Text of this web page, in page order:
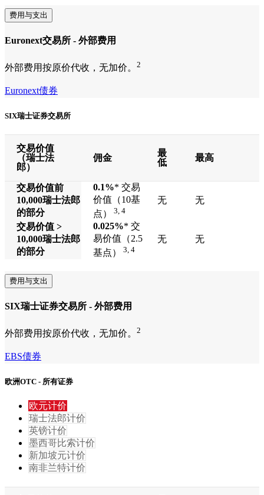
费用与支出
Euronext交易所 - 外部费用
外部费用按原价代收，无加价。 2
Euronext债券
SIX瑞士证券交易所
交易价值
（瑞士法
郎）
佣金
最
低
最高
交易价值前
10,000瑞士法郎
的部分
0.1%* 交易
价值（10基
点）
3, 4
无 无
交易价值 >
10,000瑞士法郎
的部分
0.025%* 交
易价值（2.5
基点）
3, 4
无 无
费用与支出
SIX瑞士证券交易所 - 外部费用
外部费用按原价代收，无加价。 2
EBS债券
欧洲OTC - 所有证券
欧元计价
瑞士法郎计价
英镑计价
墨西哥比索计价
新加坡元计价
南非兰特计价